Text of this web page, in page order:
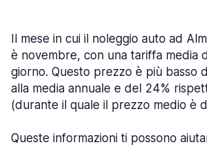
Il mese in cui il noleggio auto ad
è novembre, con una tariffa media
giorno. Questo prezzo è più basso
alla media annuale e del 24%
(durante il quale il prezzo medio è
Queste informazioni ti possono